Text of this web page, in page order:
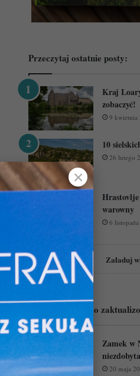
Przeczytaj ostatnie posty:
Kraj
zobaczyć!
9 kwietnia
10
26 lutego
Hrastovlje
warowny
6
Załaduj
Podejrzyj ostatnio
Zamek w
niezdobyta
20 maja
✕